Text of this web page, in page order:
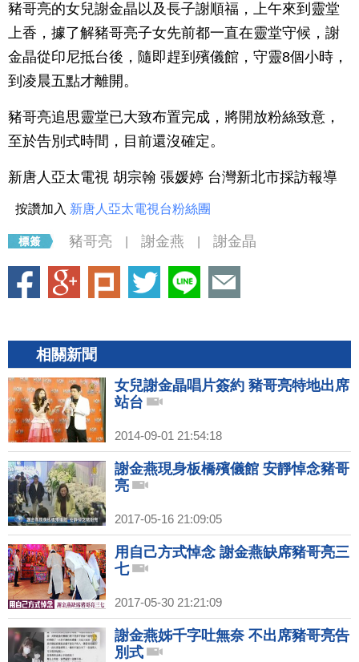
豬哥亮的女兒謝金晶以及長子謝順福，上午來到靈堂
上香，據了解豬哥亮子女先前都一直在靈堂守候，謝
金晶從印尼抵台後，隨即趕到殯儀館，守靈8個小時，
到凌晨五點才離開。
豬哥亮追思靈堂已大致布置完成，將開放粉絲致意，
至於告別式時間，目前還沒確定。
新唐人亞太電視 胡宗翰 張媛婷 台灣新北市採訪報導
按讚加入 新唐人亞太電視台粉絲團
豬哥亮 謝金燕 謝金晶
相關新聞
女兒謝金晶唱片簽約 豬哥亮特地出席
站台
2014-09-01 21:54:18
謝金燕現身板橋殯儀館 安靜悼念豬哥
亮
2017-05-16 21:09:05
用自己方式悼念 謝金燕缺席豬哥亮三
七
2017-05-30 21:21:09
謝金燕姊千字吐無奈 不出席豬哥亮告
別式